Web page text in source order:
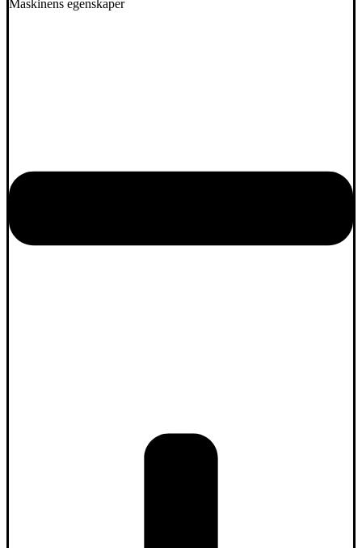
Maskinens egenskaper